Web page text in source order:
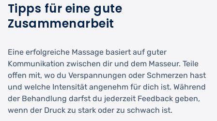
Tipps für eine gute
Zusammenarbeit
Eine erfolgreiche Massage basiert auf guter
Kommunikation zwischen dir und dem Masseur. Teile
offen mit, wo du Verspannungen oder Schmerzen hast
und welche Intensität angenehm für dich ist. Während
der Behandlung darfst du jederzeit Feedback geben,
wenn der Druck zu stark oder zu schwach ist.